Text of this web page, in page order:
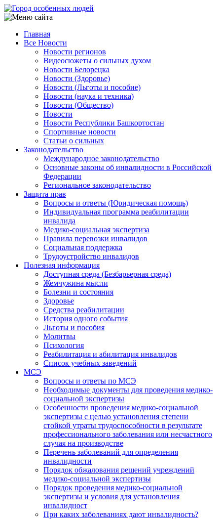
Перейти
к
содержанию
Main
navigation
Главная
Все Новости
Новости регионов
Видеосюжеты о сильных духом
Новости Белорецка
Новости (Здоровье)
Новости (Льготы и пособие)
Новости (наука и техника)
Новости (Общество)
Новости
Новости Республики Башкортостан
Спортивные новости
Статьи о сильных
Законодательство
Международное законодательство
Основные законы об инвалидности в Российской
Федерации
Региональное законодательство
Защита прав
Вопросы и ответы (Юридическая помощь)
Индивидуальная программа реабилитации
инвалида
Медико-социальная экспертиза
Правила перевозки инвалидов
Социальная поддержка
Трудоустройство инвалидов
Полезная информация
Доступная среда (Безбарьерная среда)
Жемчужина мысли
Болезни и состояния
Здоровье
Средства реабилитации
История одного события
Льготы и пособия
Молитвы
Психология
Реабилитация и абилитация инвалидов
Список учебных заведений
МСЭ
Вопросы и ответы по МСЭ
Необходимые документы для проведения медико-
социальной экспертизы
Особенности проведения медико-социальной
экспертизы с целью установления степени
стойкой утраты трудоспособности в результате
профессионального заболевания или несчастного
случая на производстве
Перечень заболеваний для определения
инвалидности
Порядок обжалования решений учреждений
медико-социальной экспертизы
Порядок проведения медико-социальной
экспертизы и условия для установления
инвалидност
При каких заболеваниях дают инвалидность?